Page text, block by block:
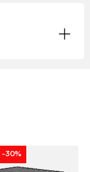
-30%